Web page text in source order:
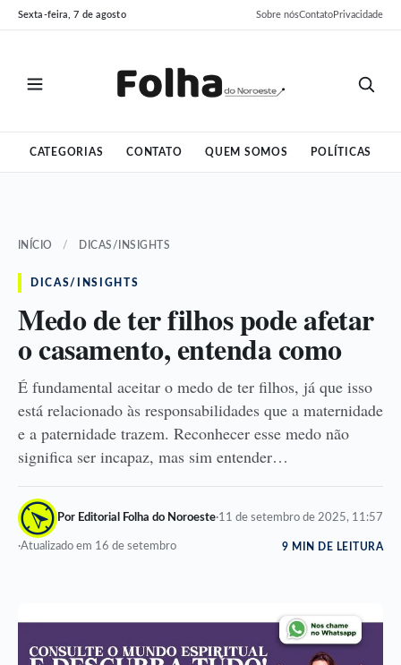
Pular
para
Pular
para
Sexta-feira, 7 de agosto Sobre nósContatoPrivacidade
CATEGORIAS CONTATO QUEM SOMOS POLÍTICAS
INÍCIO / DICAS/INSIGHTS
DICAS/INSIGHTS
Medo de ter filhos pode afetar
o casamento, entenda como
É fundamental aceitar o medo de ter filhos, já que isso
está relacionado às responsabilidades que a maternidade
e a paternidade trazem. Reconhecer esse medo não
significa ser incapaz, mas sim entender…
Por Editorial Folha do Noroeste·11 de setembro de 2025, 11:57
·Atualizado em 16 de setembro 9 MIN DE LEITURA